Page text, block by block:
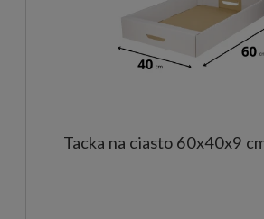
Tacka na ciasto 60x40x9